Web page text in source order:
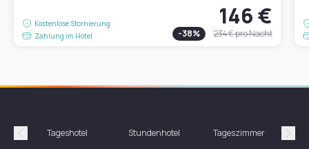
Kostenlose Stornierung
Zahlung im Hotel
146 €
-38% 234 €pro Nacht
Précédent
Tageshotel Stundenhotel Tageszimmer